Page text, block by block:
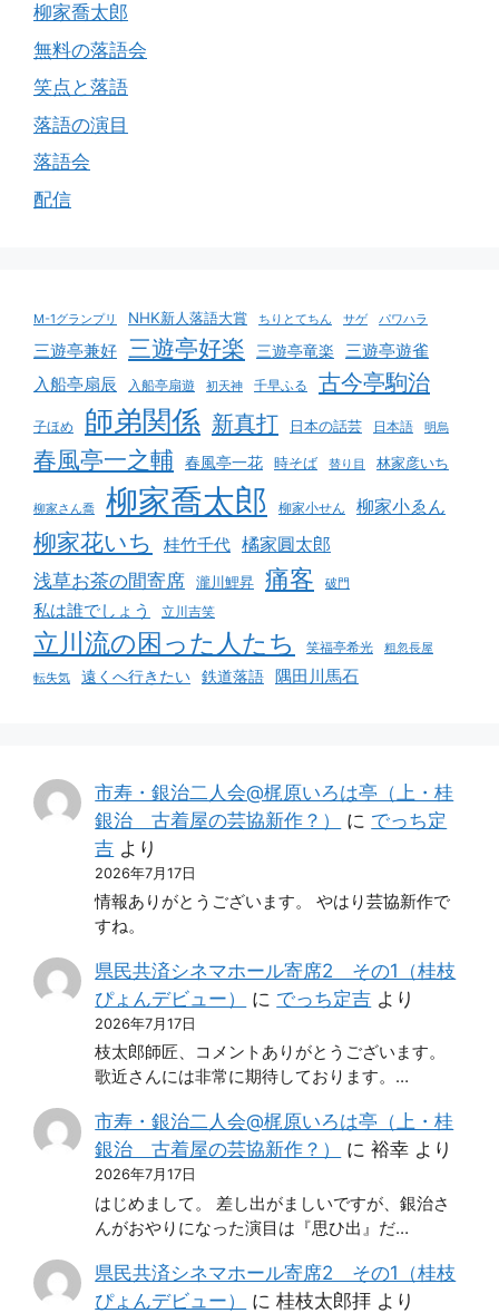
柳家喬太郎
無料の落語会
笑点と落語
落語の演目
落語会
配信
M-1グランプリ NHK新人落語大賞 ちりとてちん サゲ パワハラ
三遊亭兼好 三遊亭好楽 三遊亭竜楽 三遊亭遊雀
入船亭扇辰 入船亭扇遊 初天神 千早ふる 古今亭駒治
子ほめ 師弟関係 新真打 日本の話芸 日本語 明烏
春風亭一之輔 春風亭一花 時そば 替り目 林家彦いち
柳家さん喬 柳家喬太郎 柳家小せん 柳家小ゑん
柳家花いち 桂竹千代 橘家圓太郎
浅草お茶の間寄席 瀧川鯉昇 痛客 破門
私は誰でしょう 立川吉笑
立川流の困った人たち 笑福亭希光
粗忽長屋
転失気
遠くへ行きたい 鉄道落語 隅田川馬石
市寿・銀治二人会@梶原いろは亭（上・桂
銀治 古着屋の芸協新作？）
に でっち定
吉 より
2026年7月17日
情報ありがとうございます。 やはり芸協新作で
すね。
県民共済シネマホール寄席2 その1（桂枝
ぴょんデビュー）
に でっち定吉 より
2026年7月17日
枝太郎師匠、コメントありがとうございます。
歌近さんには非常に期待しております。…
市寿・銀治二人会@梶原いろは亭（上・桂
銀治 古着屋の芸協新作？）
に裕幸 より
2026年7月17日
はじめまして。 差し出がましいですが、銀治さ
んがおやりになった演目は『思ひ出』だ…
県民共済シネマホール寄席2 その1（桂枝
ぴょんデビュー）
に桂枝太郎拝 より